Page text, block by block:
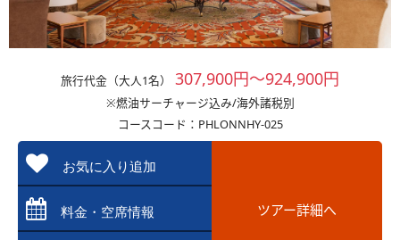
旅行代金（大人1名） 307,900円～924,900円
※燃油サーチャージ込み/海外諸税別
コースコード：PHLONNHY-025
お気に入り追加
料金・空席情報 ツアー詳細へ